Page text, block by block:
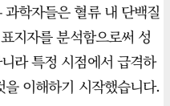
과학자들은 혈류 내 단백질
지자를 분석함으로써 성
라 특정 시점에서 급격하
을 이해하기 시작했습니다.